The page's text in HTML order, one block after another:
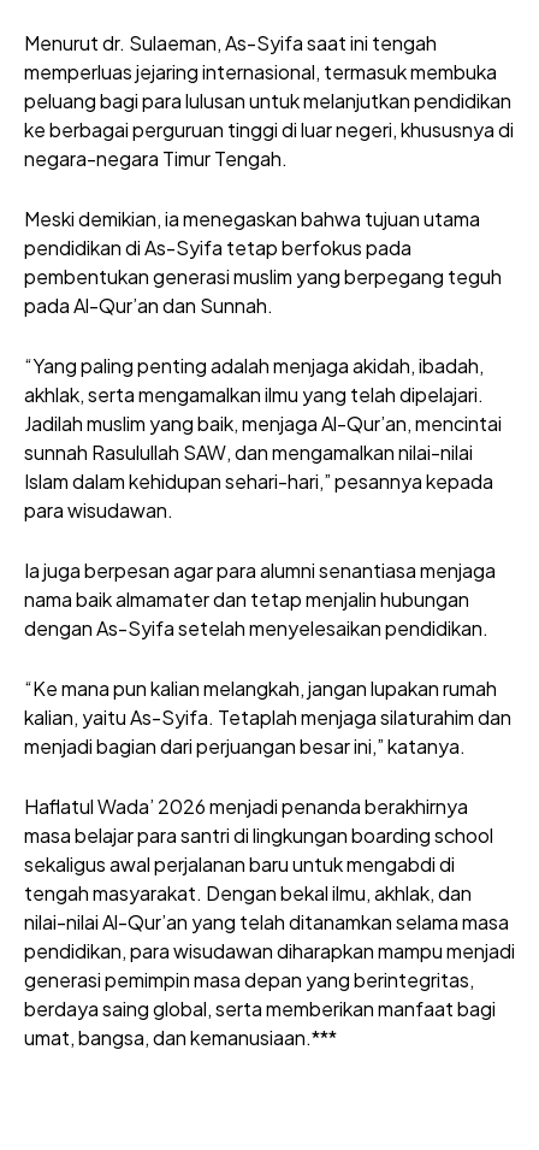
Menurut dr. Sulaeman, As-Syifa saat ini tengah
memperluas jejaring internasional, termasuk membuka
peluang bagi para lulusan untuk melanjutkan pendidikan
ke berbagai perguruan tinggi di luar negeri, khususnya di
negara-negara Timur Tengah.
Meski demikian, ia menegaskan bahwa tujuan utama
pendidikan di As-Syifa tetap berfokus pada
pembentukan generasi muslim yang berpegang teguh
pada Al-Qur’an dan Sunnah.
“Yang paling penting adalah menjaga akidah, ibadah,
akhlak, serta mengamalkan ilmu yang telah dipelajari.
Jadilah muslim yang baik, menjaga Al-Qur’an, mencintai
sunnah Rasulullah SAW, dan mengamalkan nilai-nilai
Islam dalam kehidupan sehari-hari,” pesannya kepada
para wisudawan.
Ia juga berpesan agar para alumni senantiasa menjaga
nama baik almamater dan tetap menjalin hubungan
dengan As-Syifa setelah menyelesaikan pendidikan.
“Ke mana pun kalian melangkah, jangan lupakan rumah
kalian, yaitu As-Syifa. Tetaplah menjaga silaturahim dan
menjadi bagian dari perjuangan besar ini,” katanya.
Haflatul Wada’ 2026 menjadi penanda berakhirnya
masa belajar para santri di lingkungan boarding school
sekaligus awal perjalanan baru untuk mengabdi di
tengah masyarakat. Dengan bekal ilmu, akhlak, dan
nilai-nilai Al-Qur’an yang telah ditanamkan selama masa
pendidikan, para wisudawan diharapkan mampu menjadi
generasi pemimpin masa depan yang berintegritas,
berdaya saing global, serta memberikan manfaat bagi
umat, bangsa, dan kemanusiaan.***